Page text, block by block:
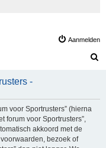
Aanmelden
k
-
voor Sportrusters” (hierna
forum voor Sportrusters”,
akkoord met de
bezoek of